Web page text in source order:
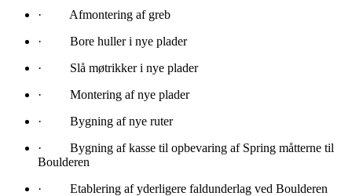
·
Afmontering af greb
·
Bore huller i nye plader
·
Slå møtrikker i nye plader
·
Montering af nye plader
·
Bygning af nye ruter
·
Bygning af kasse til opbevaring af Spring måtterne til
Boulderen
·
Etablering af yderligere faldunderlag ved Boulderen